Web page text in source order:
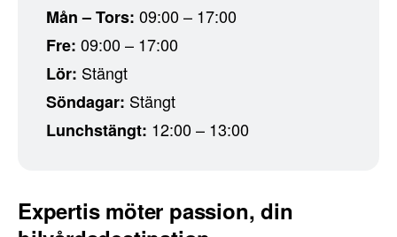
Expertis möter passion, din
Mån – Tors: 09:00 – 17:00
Fre: 09:00 – 17:00
Lör: Stängt
Söndagar: Stängt
Lunchstängt: 12:00 – 13:00